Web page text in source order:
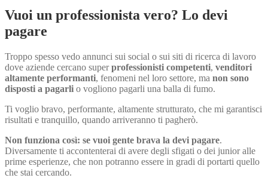
Vuoi un professionista vero? Lo devi
pagare
Troppo spesso vedo annunci sui social o sui siti di ricerca di lavoro
dove aziende cercano superprofessionisti competenti, venditori
altamente performanti, fenomeni nel loro settore, ma non sono
disposti a pagarli o vogliono pagarli una balla di fumo.
Ti voglio bravo, performante, altamente strutturato, che mi garantisci
risultati e tranquillo, quando arriveranno ti pagherò.
Non funziona così: se vuoi gente brava la devi pagare.
Diversamente ti accontenterai di avere degli sfigati o dei junior alle
prime esperienze, che non potranno essere in gradi di portarti quello
che stai cercando.